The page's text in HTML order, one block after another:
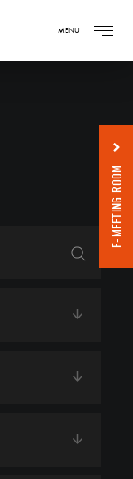
MENU
E-MEETING ROOM